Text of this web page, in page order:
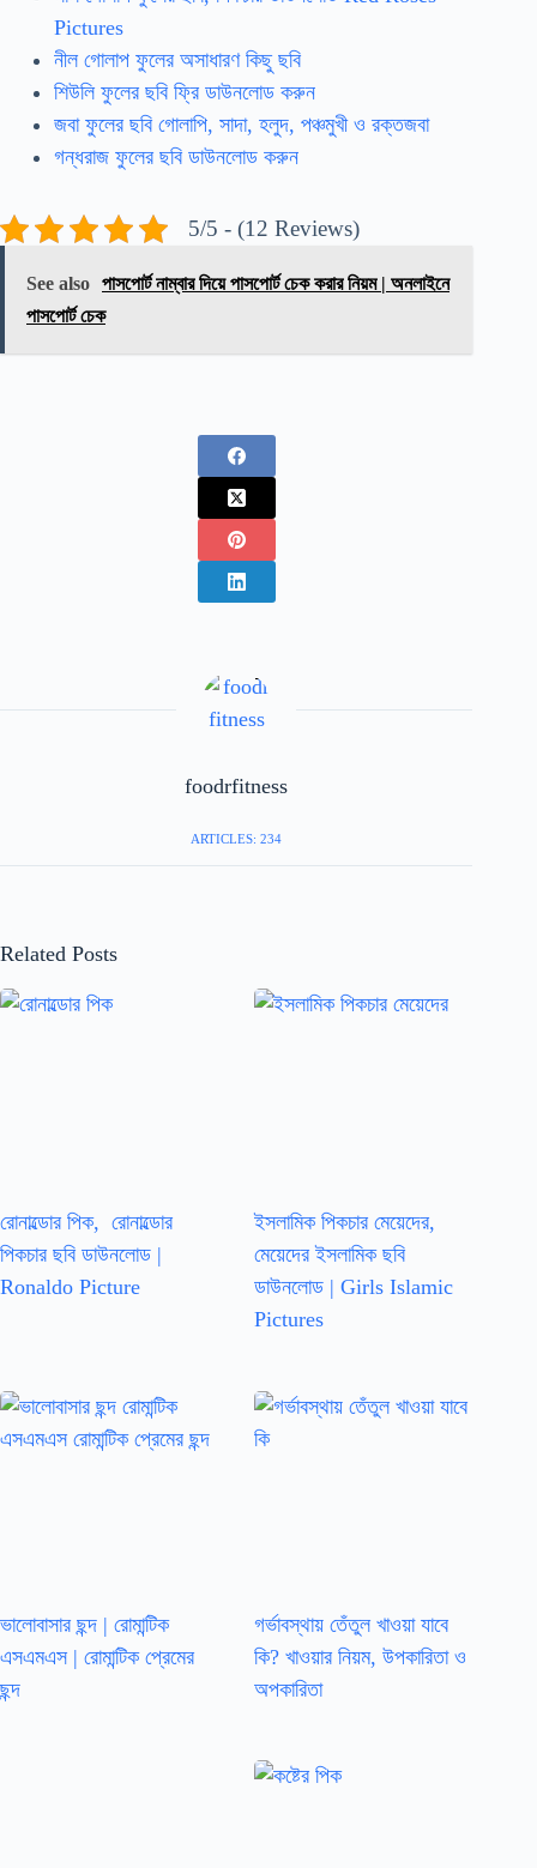
Pictures
নীল গোলাপ ফুলের অসাধারণ কিছু ছবি
শিউলি ফুলের ছবি ফ্রি ডাউনলোড করুন
জবা ফুলের ছবি গোলাপি, সাদা, হলুদ, পঞ্চমুখী ও রক্তজবা
গন্ধরাজ ফুলের ছবি ডাউনলোড করুন
5/5 - (12 Reviews)
See also পাসপোর্ট নাম্বার দিয়ে পাসপোর্ট চেক করার নিয়ম | অনলাইনে
পাসপোর্ট চেক
foodrfitness
ARTICLES: 234
Related Posts
রোনাল্ডোর পিক, রোনাল্ডোর
পিকচার ছবি ডাউনলোড |
Ronaldo Picture
ইসলামিক পিকচার মেয়েদের,
মেয়েদের ইসলামিক ছবি
ডাউনলোড | Girls Islamic
Pictures
ভালোবাসার ছন্দ | রোমান্টিক
এসএমএস | রোমান্টিক প্রেমের
ছন্দ
গর্ভাবস্থায় তেঁতুল খাওয়া যাবে
কি? খাওয়ার নিয়ম, উপকারিতা ও
অপকারিতা